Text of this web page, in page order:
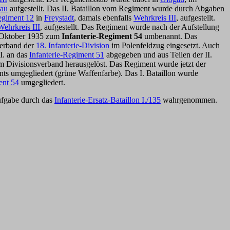
aufgestellt. Das II. Bataillon vom Regiment wurde durch Abgaben
12 in Freystadt, damals ebenfalls Wehrkreis III, aufgestellt.
III, aufgestellt. Das Regiment wurde nach der Aufstellung
1935 zum Infanterie-Regiment 54 umbenannt. Das
der 18. Infanterie-Division im Polenfeldzug eingesetzt. Auch
an das Infanterie-Regiment 51 abgegeben und aus Teilen der II.
Divisionsverband herausgelöst. Das Regiment wurde jetzt der
umgegliedert (grüne Waffenfarbe). Das I. Bataillon wurde
54 umgegliedert.
durch das Infanterie-Ersatz-Bataillon I./135 wahrgenommen.